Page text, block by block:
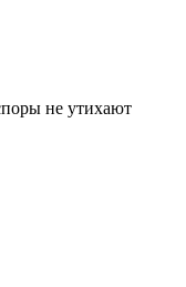
не утихают